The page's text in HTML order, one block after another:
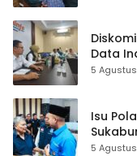
Data
5
Isu
5